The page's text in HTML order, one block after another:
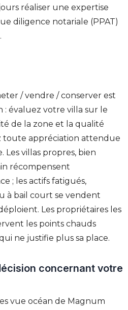
réaliser une expertise
diligence notariale (PPAT)
/ vendre / conserver est
: évaluez votre villa sur le
de la zone et la qualité
toute appréciation attendue
Les villas propres, bien
récompensent
; les actifs fatigués,
à bail court se vendent
Les propriétaires les
les points chauds
ne justifie plus sa place.
concernant votre
vue océan de Magnum